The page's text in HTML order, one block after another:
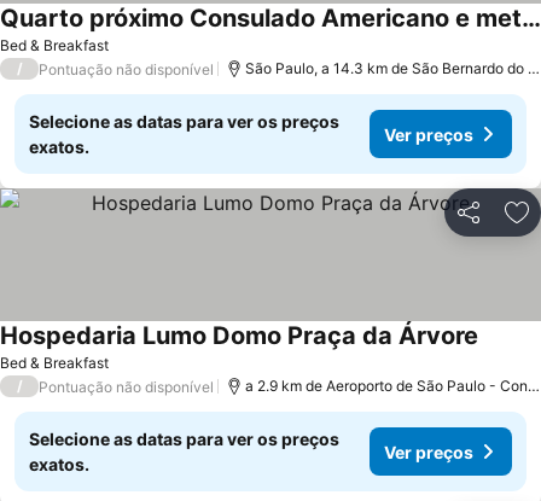
Bed & Breakfast
Quarto próximo Consulado Americano e metrô Borba Gato
/ Pontuação não disponível São Paulo, a 14.3 km de São Bernardo do Campo
Selecione as datas para ver os preços
exatos.
Ver preços
Partilhar
Bed & Breakfast
Hospedaria Lumo Domo Praça da Árvore
/ Pontuação não disponível a 2.9 km de Aeroporto de São Paulo - Congonhas
Selecione as datas para ver os preços
exatos.
Ver preços